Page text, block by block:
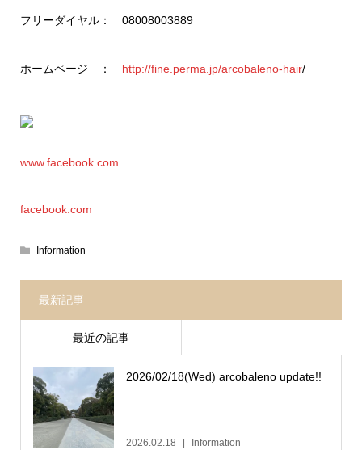
フリーダイヤル： 08008003889
ホームページ ： http://fine.perma.jp/arcobaleno-hair/
www.facebook.com
facebook.com
Information
最新記事
最近の記事
2026/02/18(Wed) arcobaleno update!!
2026.02.18 Information